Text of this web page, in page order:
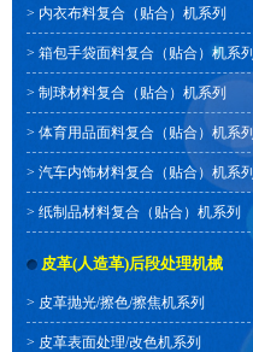
> 内衣布料复合（贴合）机系列
> 箱包手袋面料复合（贴合）机系列
> 制球材料复合（贴合）机系列
> 体育用品面料复合（贴合）机系列
> 汽车内饰材料复合（贴合）机系列
> 纸制品材料复合（贴合）机系列
皮革(人造革)后段处理机械
> 皮革抛光/擦色/擦焦机系列
> 皮革表面处理/改色机系列